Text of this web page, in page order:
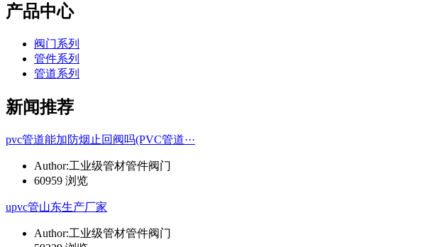
产品中心
阀门系列
管件系列
管道系列
新闻推荐
pvc管道能加防烟止回阀吗(PVC管道···
Author:工业级管材管件阀门
60959 浏览
upvc管山东生产厂家
Author:工业级管材管件阀门